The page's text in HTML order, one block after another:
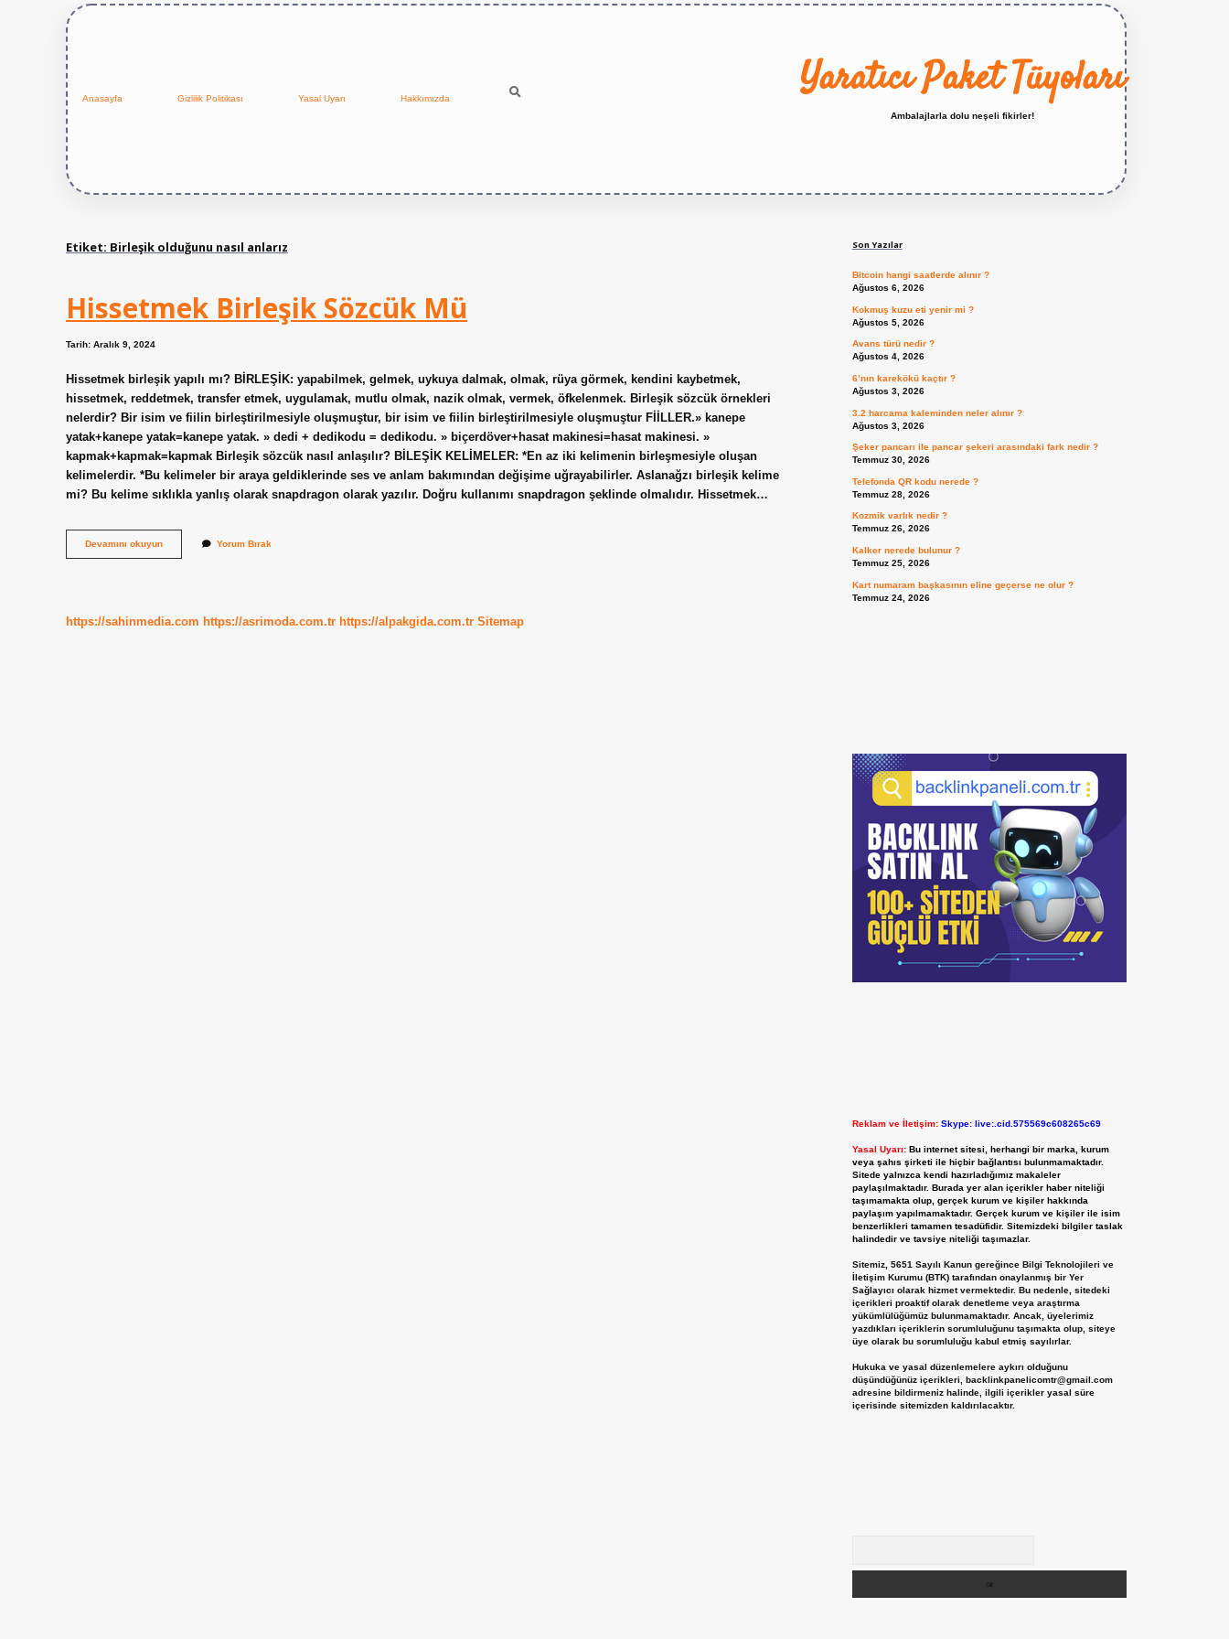
Anasayfa Gizlilik Politikası Yasal Uyarı Hakkımızda Yaratıcı Paket Tüyoları
Ambalajlarla dolu neşeli fikirler!
Etiket: Birleşik olduğunu nasıl anlarız
Hissetmek Birleşik Sözcük Mü
Tarih: Aralık 9, 2024
Hissetmek birleşik yapılı mı? BİRLEŞİK: yapabilmek, gelmek, uykuya dalmak, olmak, rüya görmek, kendini kaybetmek,
hissetmek, reddetmek, transfer etmek, uygulamak, mutlu olmak, nazik olmak, vermek, öfkelenmek. Birleşik sözcük örnekleri
nelerdir? Bir isim ve fiilin birleştirilmesiyle oluşmuştur, bir isim ve fiilin birleştirilmesiyle oluşmuştur FİİLLER.» kanepe
yatak+kanepe yatak=kanepe yatak. » dedi + dedikodu = dedikodu. » biçerdöver+hasat makinesi=hasat makinesi. »
kapmak+kapmak=kapmak Birleşik sözcük nasıl anlaşılır? BİLEŞİK KELİMELER: *En az iki kelimenin birleşmesiyle oluşan
kelimelerdir. *Bu kelimeler bir araya geldiklerinde ses ve anlam bakımından değişime uğrayabilirler. Aslanağzı birleşik kelime
mi? Bu kelime sıklıkla yanlış olarak snapdragon olarak yazılır. Doğru kullanımı snapdragon şeklinde olmalıdır. Hissetmek…
Devamını okuyunHissetmek
Birleşik
Yorum Bırak
https://sahinmedia.com https://asrimoda.com.tr https://alpakgida.com.tr Sitemap
Son Yazılar
Bitcoin hangi saatlerde alınır ?
Ağustos 6, 2026
Kokmuş kuzu eti yenir mi ?
Ağustos 5, 2026
Avans türü nedir ?
Ağustos 4, 2026
6’nın karekökü kaçtır ?
Ağustos 3, 2026
3.2 harcama kaleminden neler alınır ?
Ağustos 3, 2026
Şeker pancarı ile pancar şekeri arasındaki fark nedir ?
Temmuz 30, 2026
Telefonda QR kodu nerede ?
Temmuz 28, 2026
Kozmik varlık nedir ?
Temmuz 26, 2026
Kalker nerede bulunur ?
Temmuz 25, 2026
Kart numaram başkasının eline geçerse ne olur ?
Temmuz 24, 2026
Reklam ve İletişim: Skype: live:.cid.575569c608265c69
Yasal Uyarı: Bu internet sitesi, herhangi bir marka, kurum
veya şahıs şirketi ile hiçbir bağlantısı bulunmamaktadır.
Sitede yalnızca kendi hazırladığımız makaleler
paylaşılmaktadır. Burada yer alan içerikler haber niteliği
taşımamakta olup, gerçek kurum ve kişiler hakkında
paylaşım yapılmamaktadır. Gerçek kurum ve kişiler ile isim
benzerlikleri tamamen tesadüfidir. Sitemizdeki bilgiler taslak
halindedir ve tavsiye niteliği taşımazlar.
Sitemiz, 5651 Sayılı Kanun gereğince Bilgi Teknolojileri ve
İletişim Kurumu (BTK) tarafından onaylanmış bir Yer
Sağlayıcı olarak hizmet vermektedir. Bu nedenle, sitedeki
içerikleri proaktif olarak denetleme veya araştırma
yükümlülüğümüz bulunmamaktadır. Ancak, üyelerimiz
yazdıkları içeriklerin sorumluluğunu taşımakta olup, siteye
üye olarak bu sorumluluğu kabul etmiş sayılırlar.
Hukuka ve yasal düzenlemelere aykırı olduğunu
düşündüğünüz içerikleri, backlinkpanelicomtr@gmail.com
adresine bildirmeniz halinde, ilgili içerikler yasal süre
içerisinde sitemizden kaldırılacaktır.